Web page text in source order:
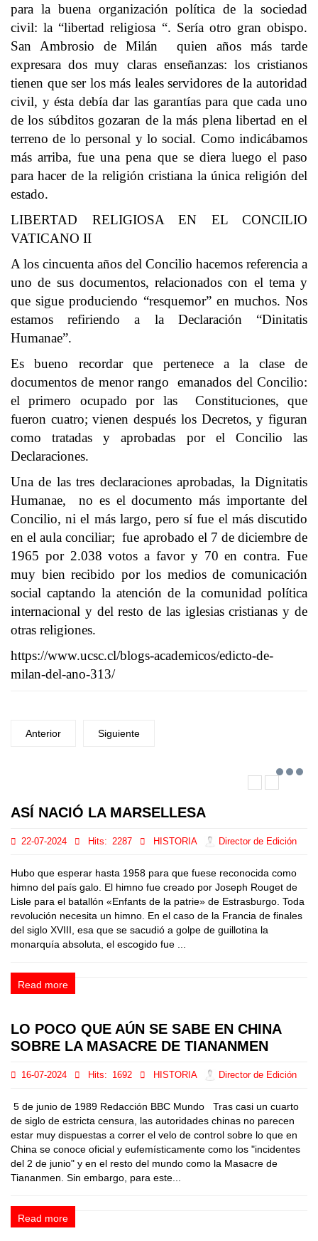
para la buena organización política de la sociedad
civil: la “libertad religiosa “. Sería otro gran obispo.
San Ambrosio de Milán quien años más tarde
expresara dos muy claras enseñanzas: los cristianos
tienen que ser los más leales servidores de la autoridad
civil, y ésta debía dar las garantías para que cada uno
de los súbditos gozaran de la más plena libertad en el
terreno de lo personal y lo social. Como indicábamos
más arriba, fue una pena que se diera luego el paso
para hacer de la religión cristiana la única religión del
estado.
LIBERTAD RELIGIOSA EN EL CONCILIO
VATICANO II
A los cincuenta años del Concilio hacemos referencia a
uno de sus documentos, relacionados con el tema y
que sigue produciendo “resquemor” en muchos. Nos
estamos refiriendo a la Declaración “Dinitatis
Humanae”.
Es bueno recordar que pertenece a la clase de
documentos de menor rango emanados del Concilio:
el primero ocupado por las Constituciones, que
fueron cuatro; vienen después los Decretos, y figuran
como tratadas y aprobadas por el Concilio las
Declaraciones.
Una de las tres declaraciones aprobadas, la Dignitatis
Humanae, no es el documento más importante del
Concilio, ni el más largo, pero sí fue el más discutido
en el aula conciliar; fue aprobado el 7 de diciembre de
1965 por 2.038 votos a favor y 70 en contra. Fue
muy bien recibido por los medios de comunicación
social captando la atención de la comunidad política
internacional y del resto de las iglesias cristianas y de
otras religiones.
https://www.ucsc.cl/blogs-academicos/edicto-de-
milan-del-ano-313/
Anterior Siguiente
ASÍ NACIÓ LA MARSELLESA
22-07-2024 Hits: 2287 HISTORIA Director de Edición
Hubo que esperar hasta 1958 para que fuese reconocida como
himno del país galo. El himno fue creado por Joseph Rouget de
Lisle para el batallón «Enfants de la patrie» de Estrasburgo. Toda
revolución necesita un himno. En el caso de la Francia de finales
del siglo XVIII, esa que se sacudió a golpe de guillotina la
monarquía absoluta, el escogido fue ...
Read more
LO POCO QUE AÚN SE SABE EN CHINA
SOBRE LA MASACRE DE TIANANMEN
16-07-2024 Hits: 1692 HISTORIA Director de Edición
5 de junio de 1989 Redacción BBC Mundo Tras casi un cuarto
de siglo de estricta censura, las autoridades chinas no parecen
estar muy dispuestas a correr el velo de control sobre lo que en
China se conoce oficial y eufemísticamente como los "incidentes
del 2 de junio" y en el resto del mundo como la Masacre de
Tiananmen. Sin embargo, para este...
Read more